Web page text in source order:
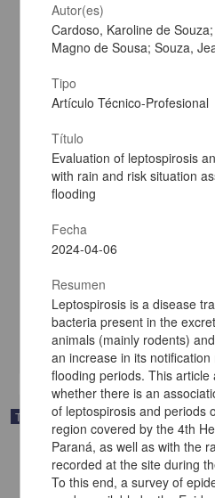
Síntesis enzimática de polipéptidos
Cuellar Entenza, Yoan Luis
Ingenierías
Trabajo de grado
Autor(es)
Cardoso, Karoline de
Magno de Sousa; Souza,
Tipo
Artículo Técnico-Profesional
Título
Evaluation of leptospirosis
with rain and risk situation
flooding
Fecha
2024-04-06
Resumen
Leptospirosis is a disease
bacteria present in the
animals (mainly rodents)
an increase in its
flooding periods. This article
whether there is an
of leptospirosis and periods
region covered by the 4th
Paraná, as well as with the
recorded at the site during
To this end, a survey of